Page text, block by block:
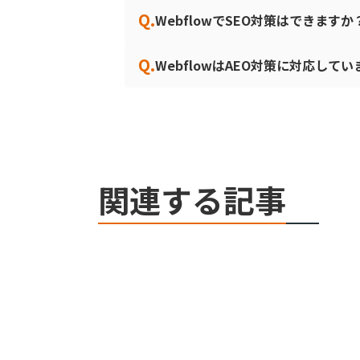
Q.WebflowでSEO対策はできますか
Q.WebflowはAEO対策に対応してい
関連する記事